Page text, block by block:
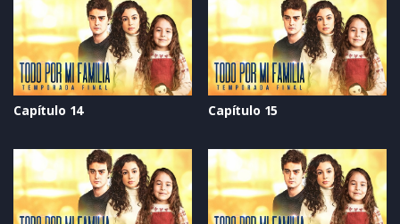
Capítulo 14 Capítulo 15